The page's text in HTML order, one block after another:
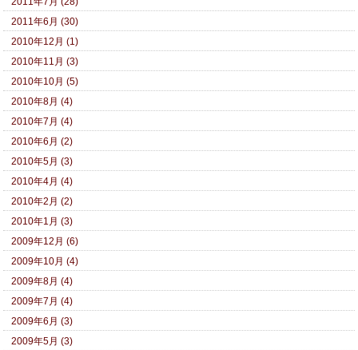
2011年6月 (30)
2010年12月 (1)
2010年11月 (3)
2010年10月 (5)
2010年8月 (4)
2010年7月 (4)
2010年6月 (2)
2010年5月 (3)
2010年4月 (4)
2010年2月 (2)
2010年1月 (3)
2009年12月 (6)
2009年10月 (4)
2009年8月 (4)
2009年7月 (4)
2009年6月 (3)
2009年5月 (3)